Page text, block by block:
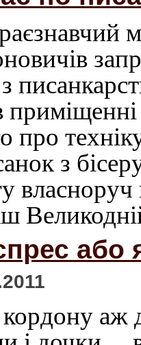
про
з
або
кордону аж